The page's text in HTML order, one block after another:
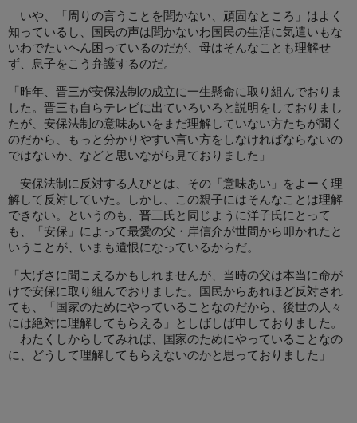
いや、「周りの言うことを聞かない、頑固なところ」はよく
知っているし、国民の声は聞かないわ国民の生活に気遣いもな
いわでたいへん困っているのだが、母はそんなことも理解せ
ず、息子をこう弁護するのだ。
「昨年、晋三が安保法制の成立に一生懸命に取り組んでおりま
した。晋三も自らテレビに出ていろいろと説明をしておりまし
たが、安保法制の意味あいをまだ理解していない方たちが聞く
のだから、もっと分かりやすい言い方をしなければならないの
ではないか、などと思いながら見ておりました」
安保法制に反対する人びとは、その「意味あい」をよーく理
解して反対していた。しかし、この親子にはそんなことは理解
できない。というのも、晋三氏と同じように洋子氏にとって
も、「安保」によって最愛の父・岸信介が世間から叩かれたと
いうことが、いまも遺恨になっているからだ。
「大げさに聞こえるかもしれませんが、当時の父は本当に命が
けで安保に取り組んでおりました。国民からあれほど反対され
ても、「国家のためにやっていることなのだから、後世の人々
には絶対に理解してもらえる」としばしば申しておりました。
わたくしからしてみれば、国家のためにやっていることなの
に、どうして理解してもらえないのかと思っておりました」